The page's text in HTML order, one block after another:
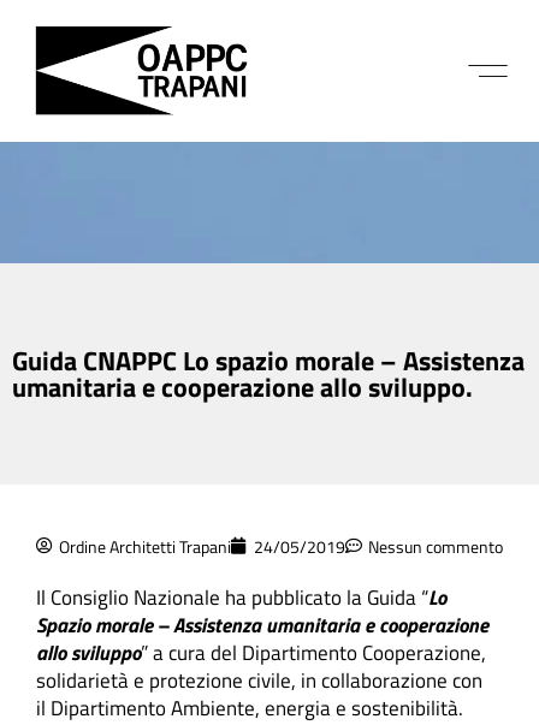
Guida CNAPPC Lo spazio morale – Assistenza
umanitaria e cooperazione allo sviluppo.
Ordine Architetti Trapani 24/05/2019 Nessun commento
Il Consiglio Nazionale ha pubblicato la Guida “Lo
Spazio morale – Assistenza umanitaria e cooperazione
allo sviluppo” a cura del Dipartimento Cooperazione,
solidarietà e protezione civile, in collaborazione con
il Dipartimento Ambiente, energia e sostenibilità.